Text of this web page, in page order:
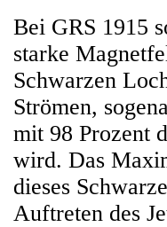
Bei GRS 1915
starke
Schwarzen
Strömen,
mit 98 Prozent
wird. Das
dieses
Auftreten des